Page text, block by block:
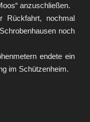
anzuschließen.
Rückfahrt, nochmal
noch
endete ein
im Schützenheim.